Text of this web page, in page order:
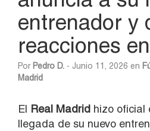
entrenador y
reacciones
Por Pedro D. - Junio 11, 2026 en
Madrid
El Real Madrid hizo oficial
llegada de su nuevo